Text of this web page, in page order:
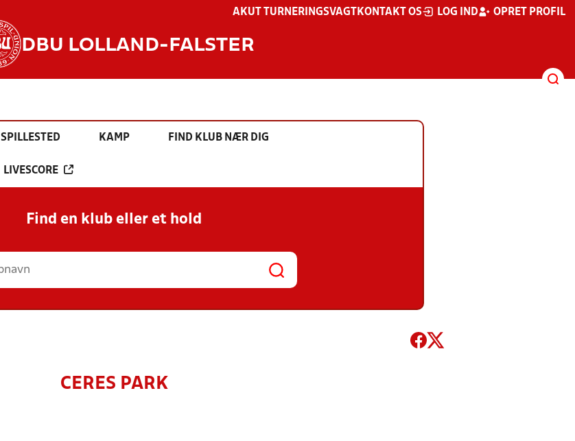
AKUT TURNERINGSVAGT KONTAKT OS LOG IND OPRET PROFIL
DBU LOLLAND-FALSTER
SPILLESTED KAMP FIND KLUB NÆR DIG
LIVESCORE
Find en klub eller et hold
CERES PARK